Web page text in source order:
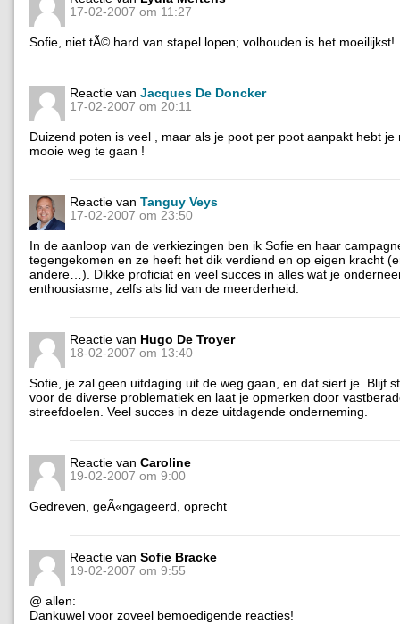
17-02-2007 om 11:27
Sofie, niet tÃ© hard van stapel lopen; volhouden is het moeilijkst!
Reactie van Jacques De Doncker
17-02-2007 om 20:11
Duizend poten is veel , maar als je poot per poot aanpakt hebt je
mooie weg te gaan !
Reactie van Tanguy Veys
17-02-2007 om 23:50
In de aanloop van de verkiezingen ben ik Sofie en haar
tegengekomen en ze heeft het dik verdiend en op eigen kracht
andere…). Dikke proficiat en veel succes in alles wat je
enthousiasme, zelfs als lid van de meerderheid.
Reactie van Hugo De Troyer
18-02-2007 om 13:40
Sofie, je zal geen uitdaging uit de weg gaan, en dat siert je. Blijf
voor de diverse problematiek en laat je opmerken door
streefdoelen. Veel succes in deze uitdagende onderneming.
Reactie van Caroline
19-02-2007 om 9:00
Gedreven, geÃ«ngageerd, oprecht
Reactie van Sofie Bracke
19-02-2007 om 9:55
@ allen:
Dankuwel voor zoveel bemoedigende reacties!